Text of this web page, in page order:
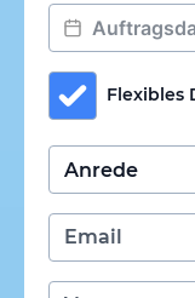
Flexibles